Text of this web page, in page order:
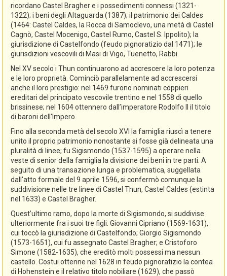
ricordano Castel Bragher e i possedimenti connessi (1321-
1322); i beni degli Altaguarda (1387); il patrimonio dei Caldes
(1464: Castel Caldes, la Rocca di Samoclevo, una metà di Castel
Cagnò, Castel Mocenigo, Castel Rumo, Castel S. Ippolito); la
giurisdizione di Castelfondo (feudo pignoratizio dal 1471); le
giurisdizioni vescovili di Masi di Vigo, Tuenetto, Rabbi.
Nel XV secolo i Thun continuarono ad accrescere la loro potenza
e le loro proprietà. Cominciò parallelamente ad accrescersi
anche il loro prestigio: nel 1469 furono nominati coppieri
ereditari del principato vescovile trentino e nel 1558 di quello
brissinese; nel 1604 ottennero dall’imperatore Rodolfo II il titolo
di baroni dell'Impero.
Fino alla seconda metà del secolo XVI la famiglia riuscì a tenere
unito il proprio patrimonio nonostante si fosse già delineata una
pluralità di linee; fu Sigismondo (1537-1595) a operare nella
veste di senior della famiglia la divisione dei beni in tre parti. A
seguito di una transazione lunga e problematica, suggellata
dall'atto formale del 9 aprile 1596, si confermò comunque la
suddivisione nelle tre linee di Castel Thun, Castel Caldes (estinta
nel 1633) e Castel Bragher.
Quest’ultimo ramo, dopo la morte di Sigismondo, si suddivise
ulteriormente fra i suoi tre figli: Giovanni Cipriano (1569-1631),
cui toccò la giurisdizione di Castelfondo; Giorgio Sigismondo
(1573-1651), cui fu assegnato Castel Bragher; e Cristoforo
Simone (1582-1635), che ereditò molti possessi ma nessun
castello. Costui ottenne nel 1628 in feudo pignoratizio la contea
di Hohenstein e il relativo titolo nobiliare (1629), che passò